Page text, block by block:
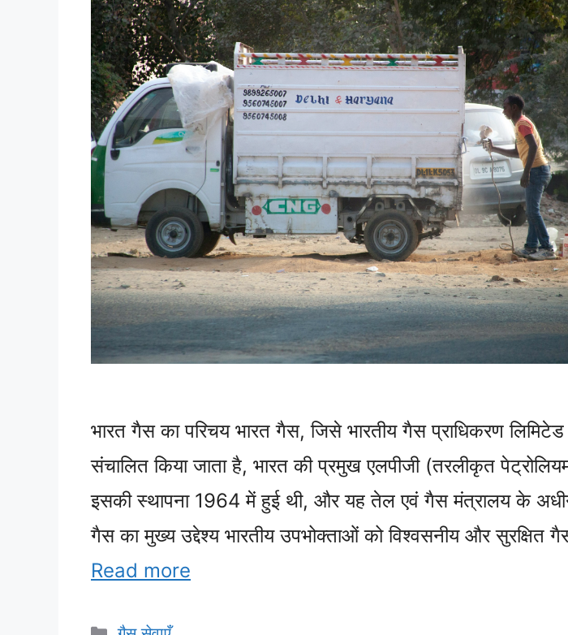
भारत गैस का परिचय भारत गैस, जिसे भारतीय गैस प्राधिकरण लिमिटेड
संचालित किया जाता है, भारत की प्रमुख एलपीजी (तरलीकृत
इसकी स्थापना 1964 में हुई थी, और यह तेल एवं गैस मंत्रालय के
गैस का मुख्य उद्देश्य भारतीय उपभोक्ताओं को विश्वसनीय और सुरक्षित
Read more